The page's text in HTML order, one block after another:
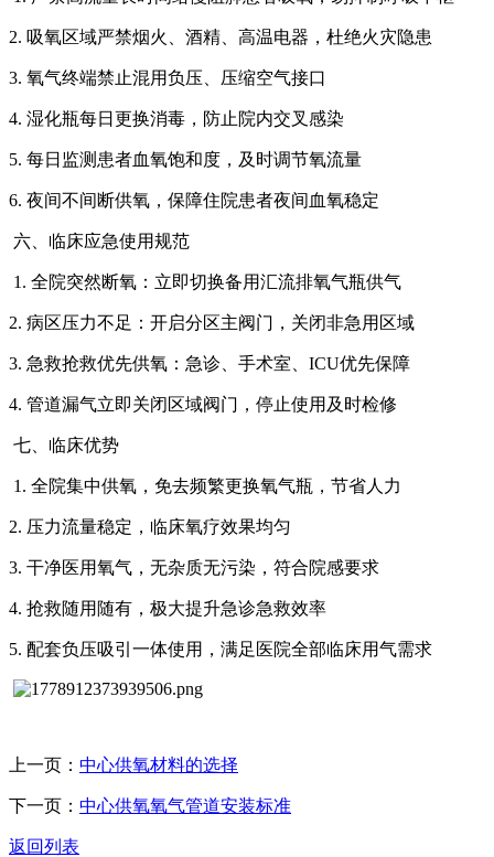
2. 吸氧区域严禁烟火、酒精、高温电器，杜绝火灾隐患
3. 氧气终端禁止混用负压、压缩空气接口
4. 湿化瓶每日更换消毒，防止院内交叉感染
5. 每日监测患者血氧饱和度，及时调节氧流量
6. 夜间不间断供氧，保障住院患者夜间血氧稳定
六、临床应急使用规范
1. 全院突然断氧：立即切换备用汇流排氧气瓶供气
2. 病区压力不足：开启分区主阀门，关闭非急用区域
3. 急救抢救优先供氧：急诊、手术室、ICU优先保障
4. 管道漏气立即关闭区域阀门，停止使用及时检修
七、临床优势
1. 全院集中供氧，免去频繁更换氧气瓶，节省人力
2. 压力流量稳定，临床氧疗效果均匀
3. 干净医用氧气，无杂质无污染，符合院感要求
4. 抢救随用随有，极大提升急诊急救效率
5. 配套负压吸引一体使用，满足医院全部临床用气需求
上一页： 中心供氧材料的选择
下一页： 中心供氧氧气管道安装标准
返回列表